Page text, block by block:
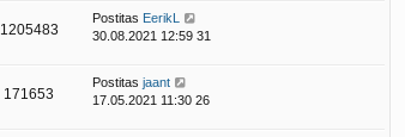
1205483
Postitas EerikL
30.08.2021 12:59 31
171653
Postitas jaant
17.05.2021 11:30 26